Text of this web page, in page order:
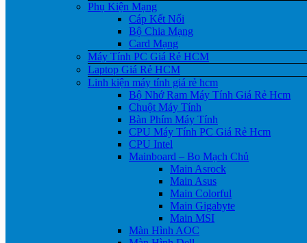
Phụ Kiện Mạng
Cáp Kết Nối
Bộ Chia Mạng
Card Mạng
Máy Tính PC Giá Rẻ HCM
Laptop Giá Rẻ HCM
Linh kiện máy tính giá rẻ hcm
Bộ Nhớ Ram Máy Tính Giá Rẻ Hcm
Chuột Máy Tính
Bàn Phím Máy Tính
CPU Máy Tính PC Giá Rẻ Hcm
CPU Intel
Mainboard – Bo Mạch Chủ
Main Asrock
Main Asus
Main Colorful
Main Gigabyte
Main MSI
Màn Hình AOC